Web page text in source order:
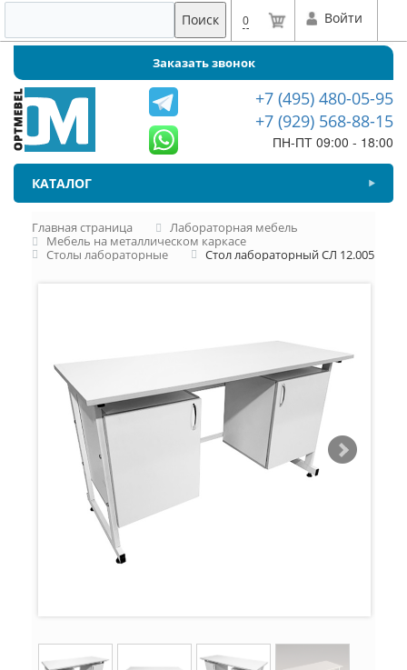
Поиск 0 Войти
Заказать звонок
+7 (495) 480-05-95
+7 (929) 568-88-15
ПН-ПТ 09:00 - 18:00
КАТАЛОГ
Главная страница
Лабораторная мебель
Мебель на металлическом каркасе
Столы лабораторные
Стол лабораторный СЛ 12.005